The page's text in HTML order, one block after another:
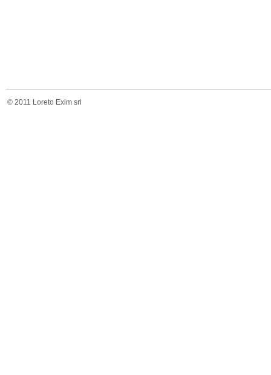
© 2011 Loreto Exim srl